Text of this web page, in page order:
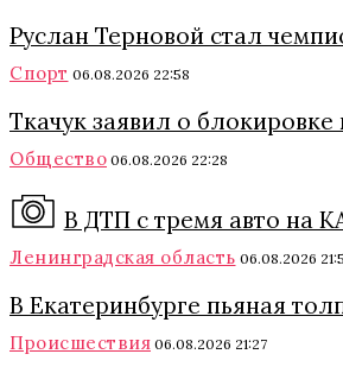
Руслан Терновой стал
Спорт 06.08.2026 22:58
Ткачук заявил о
Общество 06.08.2026 22:28
В ДТП с тремя авто на
Ленинградская область 06.08.2026
В Екатеринбурге пьяная
Происшествия 06.08.2026 21:27